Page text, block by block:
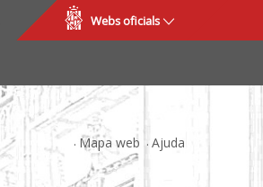
Webs oficials
Mapa web Ajuda